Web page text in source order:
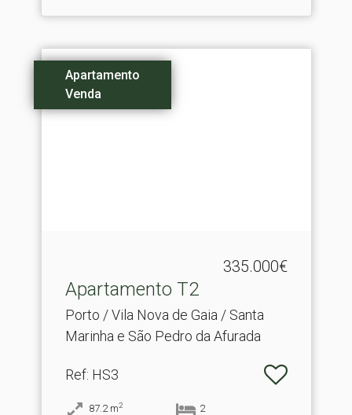
Apartamento
Venda
335.000€
Apartamento T2
Porto / Vila Nova de Gaia / Santa
Marinha e São Pedro da Afurada
Ref: HS3
87.2 m2 2